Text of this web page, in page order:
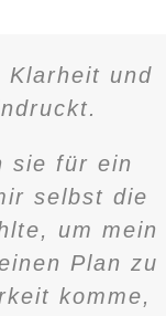
Klarheit und
sie für ein
selbst die
um mein
Plan zu
komme,